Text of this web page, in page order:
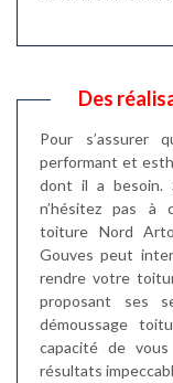
Des
Pour
performant et
dont il a besoin.
n’hésitez pas à
toiture Nord
Gouves peut
rendre votre
proposant ses
démoussage
capacité de
résultats